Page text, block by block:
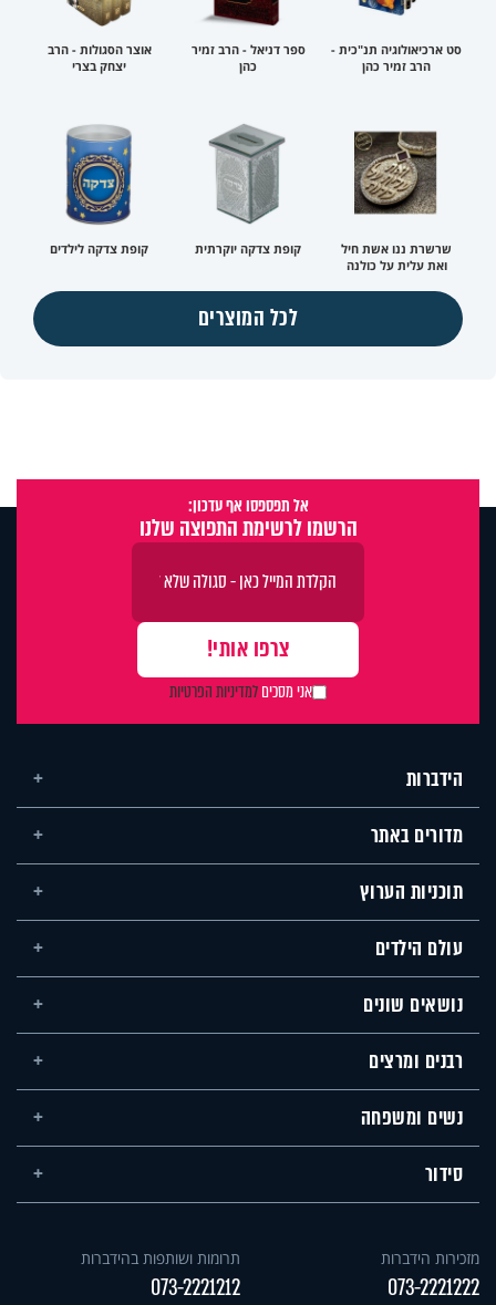
סט ארכיאולוגיה תנ"כית -
הרב זמיר כהן
ספר דניאל - הרב זמיר
כהן
אוצר הסגולות - הרב
יצחק בצרי
שרשרת ננו אשת חיל
ואת עלית על כולנה
קופת צדקה יוקרתית קופת צדקה לילדים
לכל המוצרים
אל תפספסו אף עדכון:
הרשמו לרשימת התפוצה שלנו
אני מסכיםלמדיניות הפרטיות
הידברות
מדורים באתר
תוכניות הערוץ
עולם הילדים
נושאים שונים
רבנים ומרצים
נשים ומשפחה
סידור
מזכירות הידברות
073-2221222
תרומות ושותפות בהידברות
073-2221212